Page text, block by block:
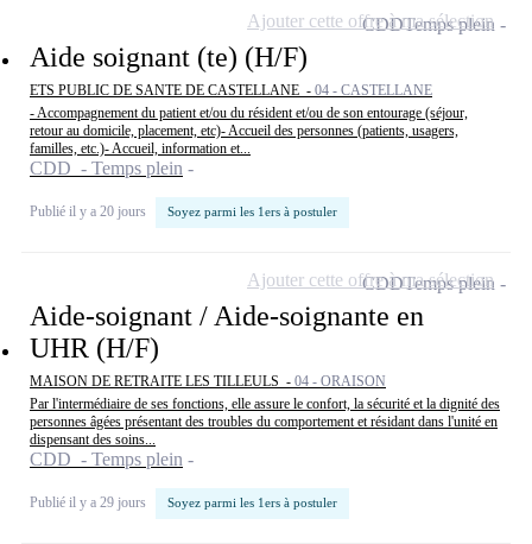
Aide soignant (te) (H/F)
ETS PUBLIC DE SANTE DE CASTELLANE - 04 - CASTELLANE
- Accompagnement du patient et/ou du résident et/ou de son entourage (séjour,
retour au domicile, placement, etc)- Accueil des personnes (patients, usagers,
familles, etc.)- Accueil, information et...
CDD - Temps plein
Publié il y a 20 jours Soyez parmi les 1ers à postuler
CDDTemps plein
Ajouter cette offre à ma sélection
Aide-soignant / Aide-soignante en
UHR (H/F)
MAISON DE RETRAITE LES TILLEULS - 04 - ORAISON
Par l'intermédiaire de ses fonctions, elle assure le confort, la sécurité et la dignité des
personnes âgées présentant des troubles du comportement et résidant dans l'unité en
dispensant des soins...
CDD - Temps plein
Publié il y a 29 jours Soyez parmi les 1ers à postuler
CDDTemps plein
Ajouter cette offre à ma sélection